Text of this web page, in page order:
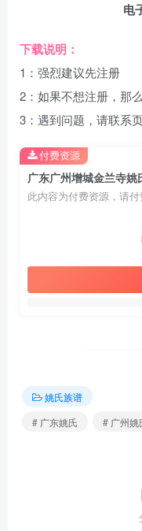
电
下载说明：
1：强烈建议先注册
2：如果不想注册，那
3：遇到问题，请联系
广东广州增城金兰寺姚
此内容为付费资源，请
付费资源
姚氏族谱
# 广东姚氏
# 广州姚